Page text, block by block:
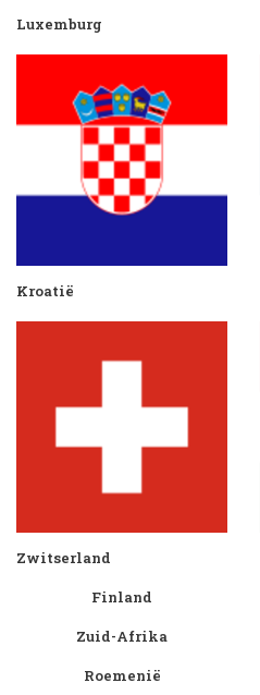
Luxemburg
Kroatië
Zwitserland
Finland
Zuid-Afrika
Roemenië